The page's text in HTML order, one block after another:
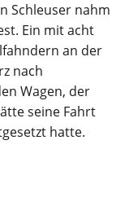
Schleuser nahm
Ein mit acht
an der
nach
Wagen, der
seine Fahrt
hatte.